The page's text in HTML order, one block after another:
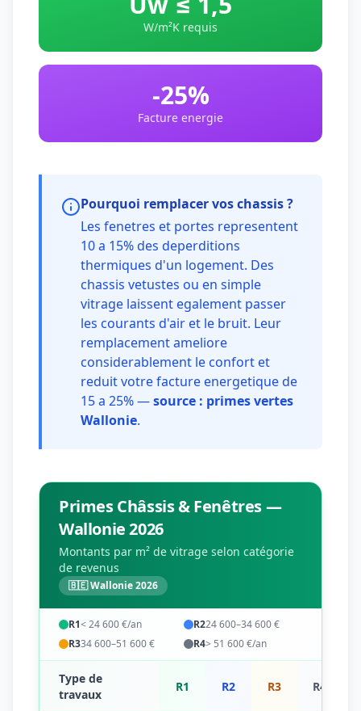
W/m²K requis
-25%
Facture energie
Pourquoi remplacer vos chassis ?
Les fenetres et portes representent
10 a 15% des deperditions
thermiques d'un logement. Des
chassis vetustes ou en simple
vitrage laissent egalement passer
les courants d'air et le bruit. Leur
remplacement ameliore
considerablement le confort et
reduit votre facture energetique de
15 a 25% —source : primes vertes
Wallonie.
Primes Châssis & Fenêtres —
Wallonie 2026
Montants par m² de vitrage selon catégorie
de revenus
🇧🇪 Wallonie 2026
R1< 24 600 €/an R224 600–34 600 €
R334 600–51 600 € R4> 51 600 €/an
Type de
travaux
R1 R2 R3 R4